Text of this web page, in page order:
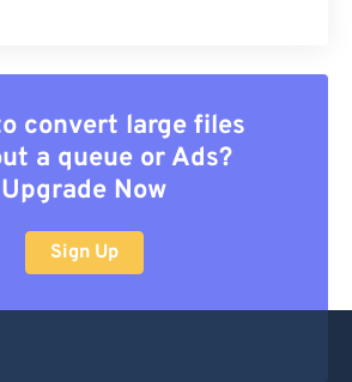
convert large files
a queue or Ads?
Upgrade Now
Sign Up